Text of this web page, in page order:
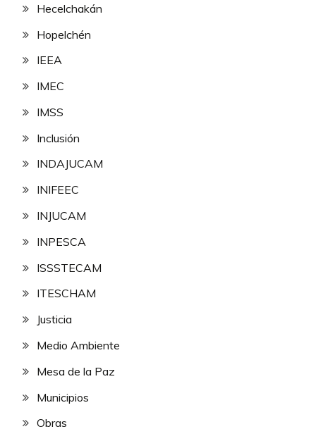
Hecelchakán
Hopelchén
IEEA
IMEC
IMSS
Inclusión
INDAJUCAM
INIFEEC
INJUCAM
INPESCA
ISSSTECAM
ITESCHAM
Justicia
Medio Ambiente
Mesa de la Paz
Municipios
Obras